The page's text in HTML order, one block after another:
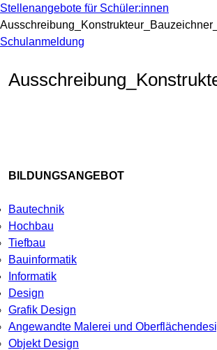
Stellenangebote für Schüler:innen
Schulanmeldung
BILDUNGSANGEBOT
Bautechnik
Hochbau
Tiefbau
Bauinformatik
Informatik
Design
Grafik Design
Angewandte Malerei und
Objekt Design